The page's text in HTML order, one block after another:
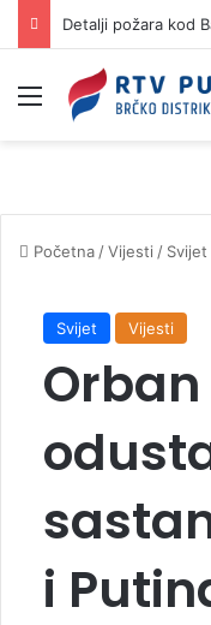
Izbornik
Početna /Vijesti / Svijet
Svijet Vijesti
i